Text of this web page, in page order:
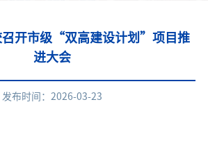
召开市级“双高建设计划”项目推
进大会
发布时间：2026-03-23